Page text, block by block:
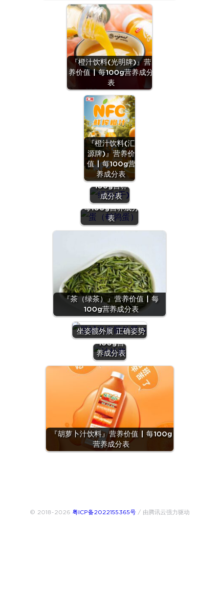
『橙汁饮料(光明牌)』营
养价值 | 每100g营养成分
表
『橙汁饮料(汇
源牌)』营养价
值 | 每100g营
养成分表
『绿豆
(干)』营养
价值 | 每
100g营养
成分表
『蛋（鹌鹑
蛋）』营养价值 |
每100g营养成分
表
『茶（绿茶）』营养价值 | 每
100g营养成分表
坐姿髋外展 正确姿势
『沙拉
酱』营养
价值 | 每
100g营
养成分表
『胡萝卜汁饮料』营养价值 | 每100g
营养成分表
© 2018~2026 粤ICP备2022155365号/ 由腾讯云强力驱动